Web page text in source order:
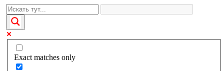
Exact matches only